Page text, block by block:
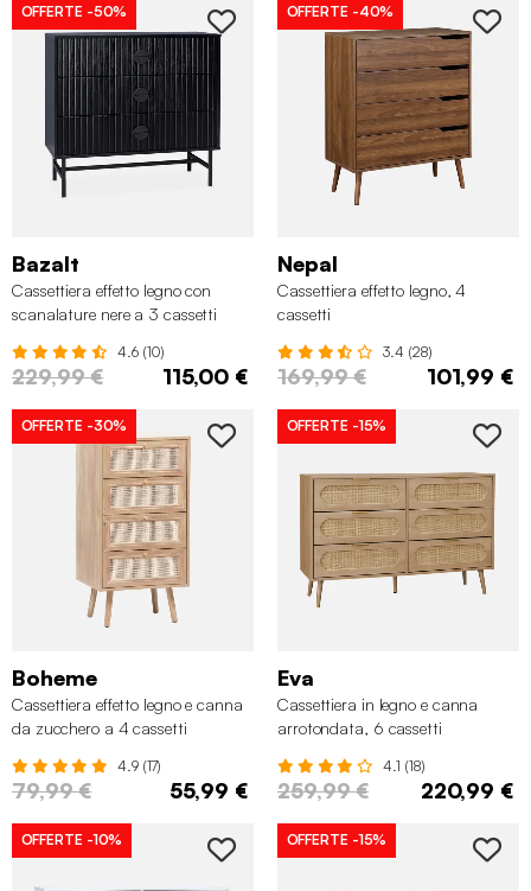
OFFERTE -50%
Bazalt
Cassettiera effetto legno con
scanalature nere a 3 cassetti
4.6 (10)
229,99 € 115,00 €
OFFERTE -40%
Nepal
Cassettiera effetto legno, 4
cassetti
3.4 (28)
169,99 € 101,99 €
OFFERTE -30%
Boheme
Cassettiera effetto legno e canna
da zucchero a 4 cassetti
4.9 (17)
79,99 € 55,99 €
OFFERTE -15%
Eva
Cassettiera in legno e canna
arrotondata, 6 cassetti
4.1 (18)
259,99 € 220,99 €
OFFERTE -10% OFFERTE -15%